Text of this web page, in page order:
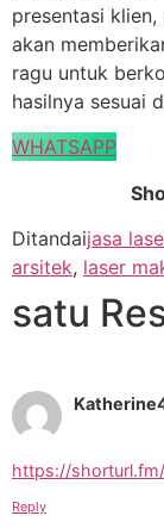
presentasi
akan
ragu untuk
hasilnya sesuai
WHATSAPP
Ditandaijasa
arsitek, laser
satu
https://
Reply